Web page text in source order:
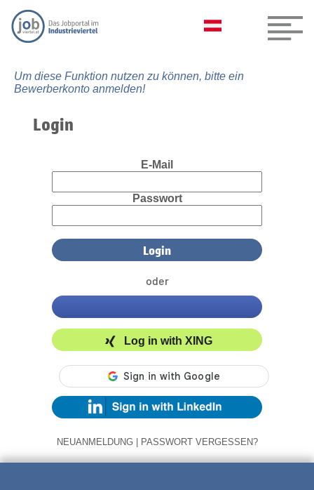
Um diese Funktion nutzen zu können, bitte ein
Bewerberkonto anmelden!
Login
E-Mail
Passwort
oder
Log in with XING
NEUANMELDUNG | PASSWORT VERGESSEN?